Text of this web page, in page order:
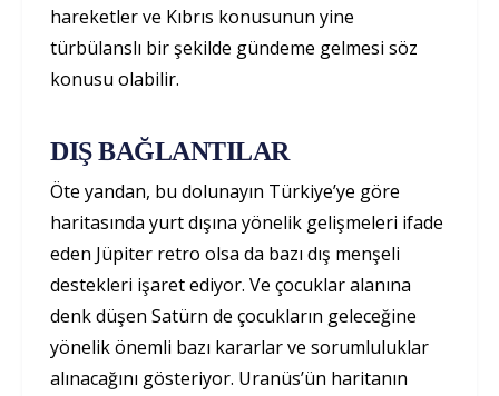
hareketler ve Kıbrıs konusunun yine
türbülanslı bir şekilde gündeme gelmesi söz
konusu olabilir.
DIŞ BAĞLANTILAR
Öte yandan, bu dolunayın Türkiye’ye göre
haritasında yurt dışına yönelik gelişmeleri ifade
eden Jüpiter retro olsa da bazı dış menşeli
destekleri işaret ediyor. Ve çocuklar alanına
denk düşen Satürn de çocukların geleceğine
yönelik önemli bazı kararlar ve sorumluluklar
alınacağını gösteriyor. Uranüs’ün haritanın